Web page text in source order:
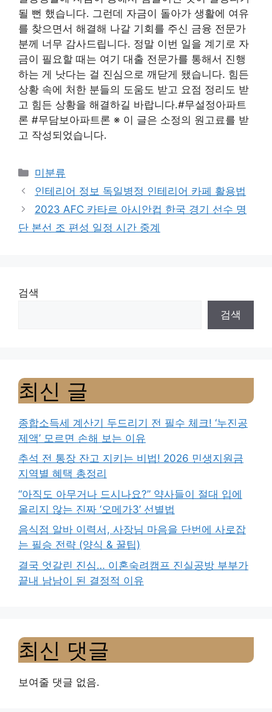
될 뻔 했습니다. 그런데 자금이 돌아가 생활에 여유
를 찾으면서 해결해 나갈 기회를 주신 금융 전문가
분께 너무 감사드립니다. 정말 이번 일을 계기로 자
금이 필요할 때는 여기 대출 전문가를 통해서 진행
하는 게 낫다는 걸 진심으로 깨닫게 됐습니다. 힘든
상황 속에 처한 분들의 도움도 받고 요점 정리도 받
고 힘든 상황을 해결하길 바랍니다.#무설정아파트
론 #무담보아파트론 ※ 이 글은 소정의 원고료를 받
고 작성되었습니다.
Categories
미분류
인테리어 정보 독일병정 인테리어 카페 활용법
2023 AFC 카타르 아시안컵 한국 경기 선수 명
단 본선 조 편성 일정 시간 중계
검색
검색
최신 글
종합소득세 계산기 두드리기 전 필수 체크! ‘누진공
제액’ 모르면 손해 보는 이유
추석 전 통장 잔고 지키는 비법! 2026 민생지원금
지역별 혜택 총정리
“아직도 아무거나 드시나요?” 약사들이 절대 입에
올리지 않는 진짜 ‘오메가3’ 선별법
음식점 알바 이력서, 사장님 마음을 단번에 사로잡
는 필승 전략 (양식 & 꿀팁)
결국 엇갈린 진심… 이혼숙려캠프 진실공방 부부가
끝내 남남이 된 결정적 이유
최신 댓글
보여줄 댓글 없음.